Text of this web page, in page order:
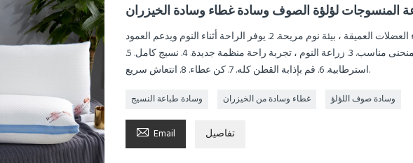
المنسوجات لؤلؤة الصوف وسادة غطاء وسادة الخيزران
نم بشكل مريح. 1. استرخاء العضلات العميقة ، بيئة نوم مريحة. 2. يوفر الراحة أثناء النوم ويدعم العمود
الفقري العنقي من خلال منحنى مناسب. 3. زراعة النوم ، تجربة راحة منظمة جديدة. 4. نسيج كامل. 5.
استرطابية. 6. قم بإذابة القطن كله. 7. كن عطاء. 8. انتعاش سريع.
وسادة طباعة النسيج غطاء وسادة من الخيزران وسادة صوف اللؤلؤ
 Email تفاصيل